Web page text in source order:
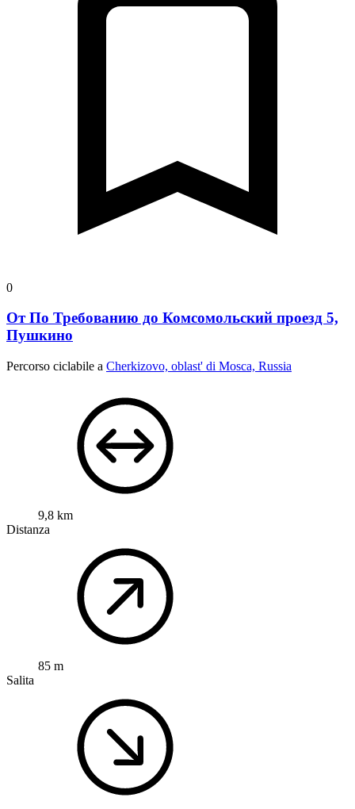
0
От По Требованию до Комсомольский проезд 5,
Пушкино
Percorso ciclabile a Cherkizovo, oblast' di Mosca, Russia
9,8 km
Distanza
85 m
Salita